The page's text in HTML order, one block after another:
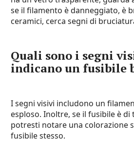
se il filamento è danneggiato, è
ceramici, cerca segni di
Quali sono i segni
indicano un fusibile
I segni visivi includono un
esploso. Inoltre, se il fusibile è di
potresti notare una colorazione
fusibile stesso.